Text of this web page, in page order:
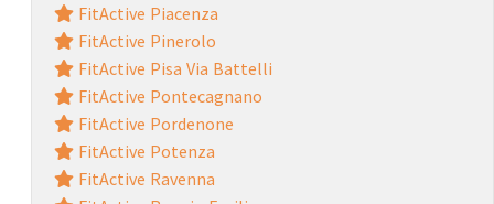
FitActive Piacenza
FitActive Pinerolo
FitActive Pisa Via Battelli
FitActive Pontecagnano
FitActive Pordenone
FitActive Potenza
FitActive Ravenna